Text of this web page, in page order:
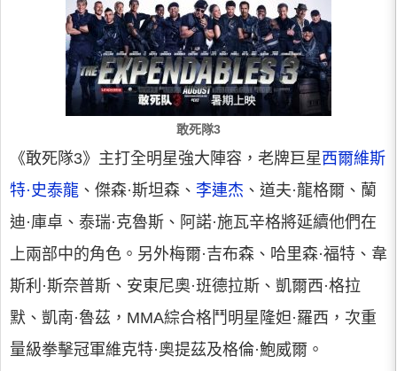
敢死隊3
《敢死隊3》主打全明星強大陣容，老牌巨星 西爾維斯
特·史泰龍 、傑森·斯坦森、 李連杰 、道夫·龍格爾、蘭
迪·庫卓、泰瑞·克魯斯、阿諾·施瓦辛格將延續他們在
上兩部中的角色。另外梅爾·吉布森、哈里森·福特、韋
斯利·斯奈普斯、安東尼奧·班德拉斯、凱爾西·格拉
默、凱南·魯茲，MMA綜合格鬥明星隆妲·羅西，次重
量級拳擊冠軍維克特·奧提茲及格倫·鮑威爾。